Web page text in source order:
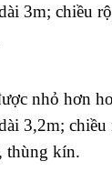
3m; chiều
nhỏ hơn
3,2m;
thùng kín.